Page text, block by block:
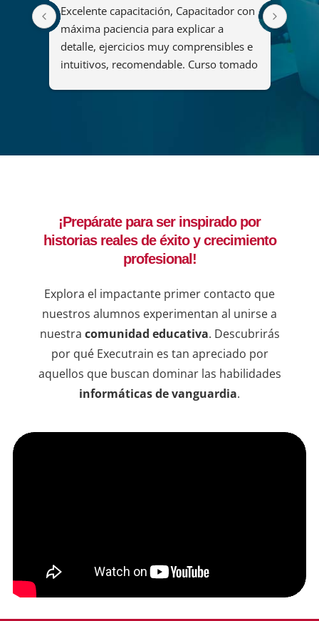
Excelente capacitación, Capacitador con
máxima paciencia para explicar a
detalle, ejercicios muy comprensibles e
intuitivos, recomendable. Curso tomado
¡Prepárate para ser inspirado por
historias reales de éxito y crecimiento
profesional!
Explora el impactante primer contacto que
nuestros alumnos experimentan al unirse a
nuestra comunidad educativa. Descubrirás
por qué Executrain es tan apreciado por
aquellos que buscan dominar las habilidades
informáticas de vanguardia.